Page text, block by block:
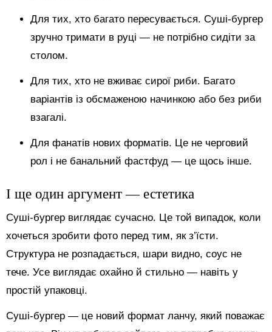
Для тих, хто багато пересувається. Суші-бургер
зручно тримати в руці — не потрібно сидіти за
столом.
Для тих, хто не вживає сирої риби. Багато
варіантів із обсмаженою начинкою або без риби
взагалі.
Для фанатів нових форматів. Це не черговий
рол і не банальний фастфуд — це щось інше.
І ще один аргумент — естетика
Суші-бургер виглядає сучасно. Це той випадок, коли
хочеться зробити фото перед тим, як з’їсти.
Структура не розпадається, шари видно, соус не
тече. Усе виглядає охайно й стильно — навіть у
простій упаковці.
Суші-бургер — це новий формат ланчу, який поважає